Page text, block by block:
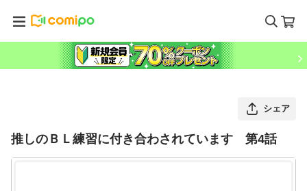
シェア
推しのＢＬ練習に付き合わされています 第4話